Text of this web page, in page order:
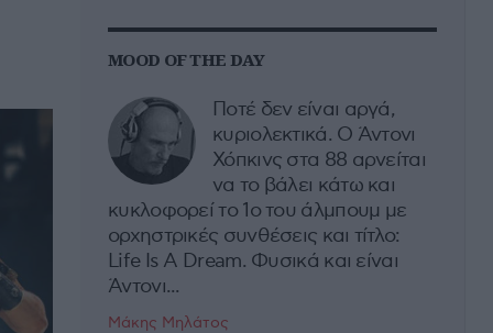
MOOD OF THE DAY
Ποτέ δεν είναι αργά,
κυριολεκτικά. Ο Άντονι
Χόπκινς στα 88 αρνείται
να το βάλει κάτω και
κυκλοφορεί το 1ο του άλμπουμ με
ορχηστρικές συνθέσεις και τίτλο:
Life Is A Dream. Φυσικά και είναι
Άντονι...
Μάκης Μηλάτος